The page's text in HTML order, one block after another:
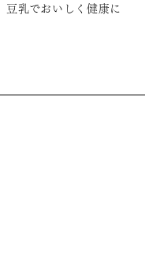
豆乳でおいしく健康に